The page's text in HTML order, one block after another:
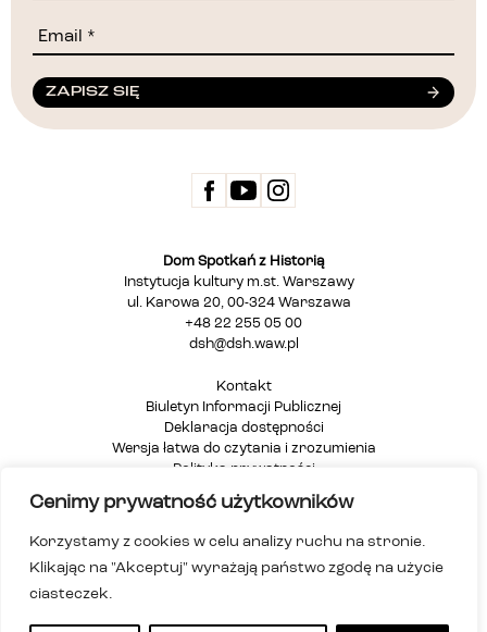
Cenimy prywatność użytkowników
Korzystamy z cookies w celu analizy ruchu na stronie.
Klikając na "Akceptuj" wyrażają państwo zgodę na użycie
ciasteczek.
ZAPISZ SIĘ
Dom Spotkań z Historią
Instytucja kultury m.st. Warszawy
ul. Karowa 20, 00-324 Warszawa
+48 22 255 05 00
dsh@dsh.waw.pl
Kontakt
Biuletyn Informacji Publicznej
Deklaracja dostępności
Wersja łatwa do czytania i zrozumienia
Polityka prywatności
Mapa strony